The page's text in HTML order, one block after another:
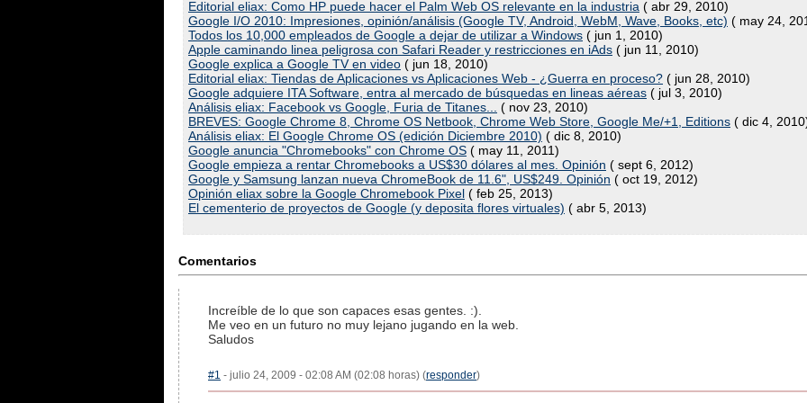
Editorial eliax: Como HP puede hacer el Palm Web OS relevante en la industria ( abr 29, 2010)
Google I/O 2010: Impresiones, opinión/análisis (Google TV, Android, WebM, Wave, Books, etc) ( may 24,
Todos los 10,000 empleados de Google a dejar de utilizar a Windows ( jun 1, 2010)
Apple caminando linea peligrosa con Safari Reader y restricciones en iAds ( jun 11, 2010)
Google explica a Google TV en video ( jun 18, 2010)
Editorial eliax: Tiendas de Aplicaciones vs Aplicaciones Web - ¿Guerra en proceso? ( jun 28, 2010)
Google adquiere ITA Software, entra al mercado de búsquedas en lineas aéreas ( jul 3, 2010)
Análisis eliax: Facebook vs Google, Furia de Titanes...
( nov 23, 2010)
BREVES: Google Chrome 8, Chrome OS Netbook, Chrome Web Store, Google Me/+1, Editions ( dic 4,
Análisis eliax: El Google Chrome OS (edición Diciembre 2010) ( dic 8, 2010)
Google anuncia "Chromebooks" con Chrome OS ( may 11, 2011)
Google empieza a rentar Chromebooks a US$30 dólares al mes. Opinión ( sept 6, 2012)
Google y Samsung lanzan nueva ChromeBook de 11.6", US$249. Opinión ( oct 19, 2012)
Opinión eliax sobre la Google Chromebook Pixel ( feb 25, 2013)
El cementerio de proyectos de Google (y deposita flores virtuales) ( abr 5, 2013)
Comentarios
Increíble de lo que son capaces esas gentes. :).
Me veo en un futuro no muy lejano jugando en la web.
Saludos
#1 - julio 24, 2009 - 02:08 AM (02:08 horas) (responder)